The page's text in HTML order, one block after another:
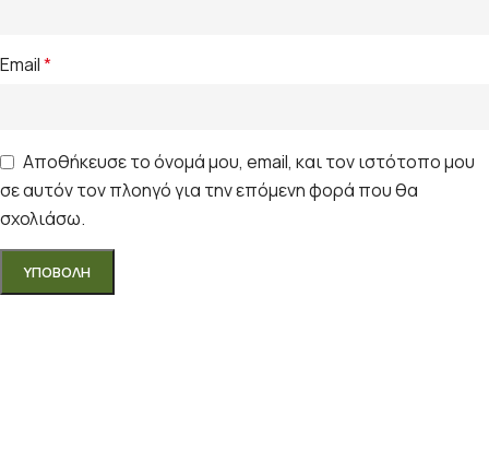
Email*
Αποθήκευσε το όνομά μου, email, και τον ιστότοπο μου
σε αυτόν τον πλοηγό για την επόμενη φορά που θα
σχολιάσω.